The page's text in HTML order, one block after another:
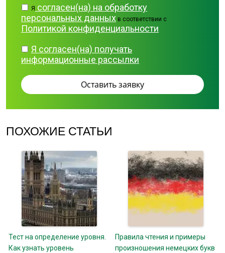
Я согласен(на) на обработку
персональных данных в соответствии с
Политикой конфиденциальности
Я согласен(на) получать
информационные рассылки
ПОХОЖИЕ СТАТЬИ
Тест на определение уровня.
Как узнать уровень
Правила чтения и примеры
произношения немецких букв